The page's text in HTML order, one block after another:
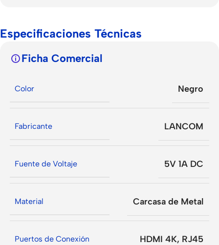
Especificaciones Técnicas
Ficha Comercial
Color Negro
Fabricante LANCOM
Fuente de Voltaje 5V 1A DC
Material Carcasa de Metal
Puertos de Conexión HDMI 4K, RJ45